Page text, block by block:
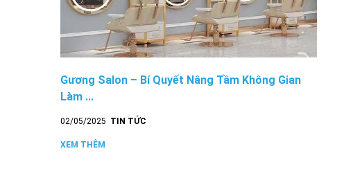
Gương Salon – Bí Quyết Nâng Tầm Không Gian
Làm ...
02/05/2025 TIN TỨC
XEM THÊM